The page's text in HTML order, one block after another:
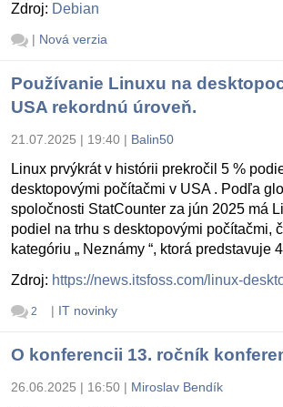
Zdroj: Debian
| Nová verzia
Používanie Linuxu na
USA rekordnú úroveň.
21.07.2025 | 19:40 | Balin50
Linux prvýkrát v histórii prekročil 5 %
desktopovými počítačmi v USA . Podľa
spoločnosti StatCounter za jún 2025 má
podiel na trhu s desktopovými počítačmi,
kategóriu „ Neznámy “, ktorá predstavuje
Zdroj: https://news.itsfoss.com/linux-
2 | IT novinky
O konferencii 13. ročník
26.06.2025 | 16:50 | Miroslav Bendík